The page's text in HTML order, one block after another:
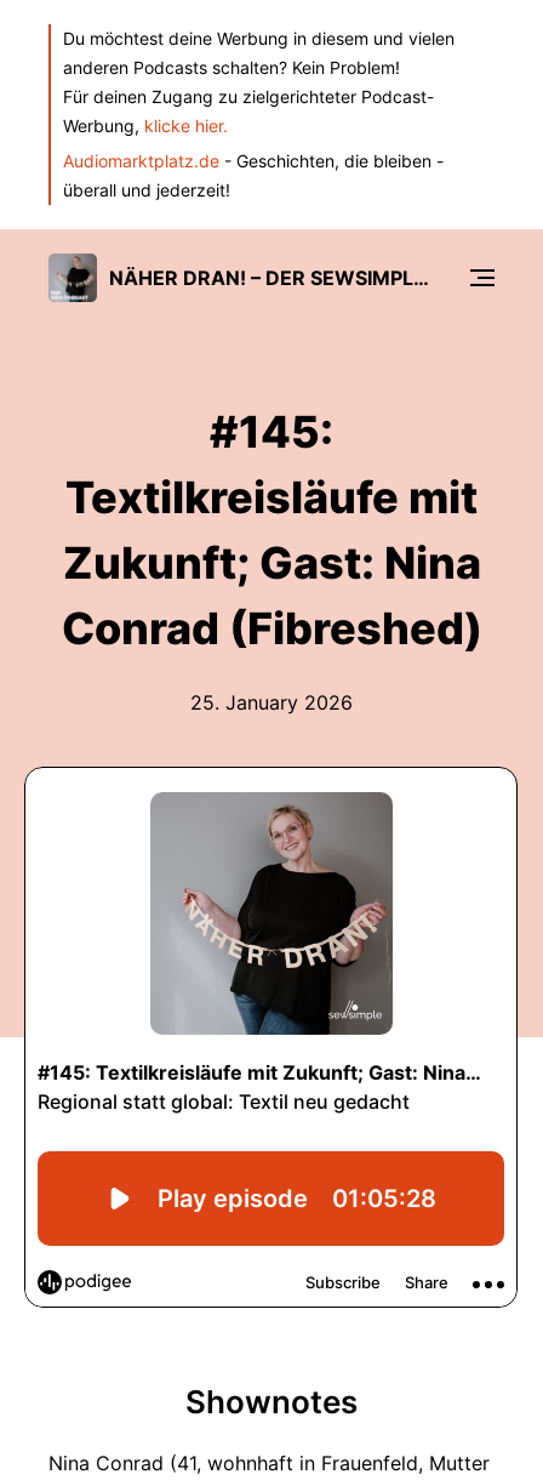
Du möchtest deine Werbung in diesem und vielen
anderen Podcasts schalten? Kein Problem!
Für deinen Zugang zu zielgerichteter Podcast-
Werbung, klicke hier.
Audiomarktplatz.de - Geschichten, die bleiben -
überall und jederzeit!
NÄHER DRAN! – DER SEWSIMPLE NÄH-PODCAST
#145:
Textilkreisläufe mit
Zukunft; Gast: Nina
Conrad (Fibreshed)
25. January 2026
Shownotes
Nina Conrad (41, wohnhaft in Frauenfeld, Mutter